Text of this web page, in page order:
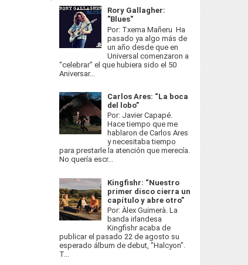
Rory Gallagher:
"Blues"
Por: Txema Mañeru Ha
pasado ya algo más de
un año desde que en
Universal comenzaron a
“celebrar” el que hubiera sido el 50
Aniversar...
Carlos Ares: “La boca
del lobo”
Por: Javier Capapé.
Hace tiempo que me
hablaron de Carlos Ares
y necesitaba tiempo
para prestarle la atención que merecía.
No quería escr...
Kingfishr: “Nuestro
primer disco cierra un
capítulo y abre otro”
Por: Àlex Guimerà. La
banda irlandesa
Kingfishr acaba de
publicar el pasado 22 de agosto su
esperado álbum de debut, "Halcyon".
T...